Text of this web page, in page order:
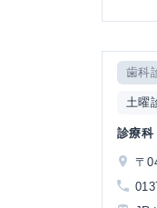
歯科
土曜
診療科
〒